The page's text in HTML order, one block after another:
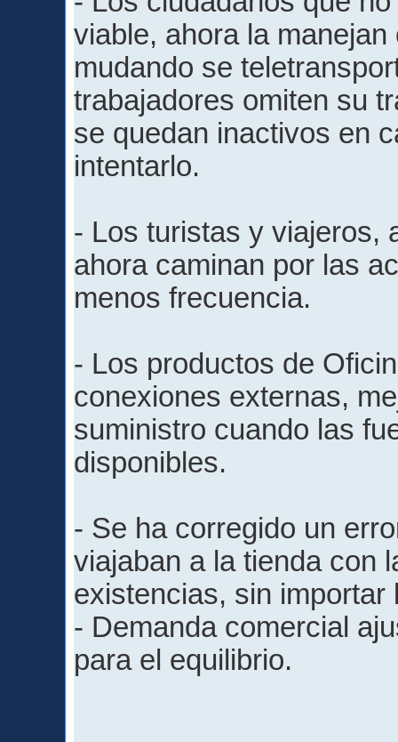
viable, ahora la
mudando se
trabajadores omiten su
se quedan inactivos en
intentarlo.
- Los turistas y viajeros,
ahora caminan por las
menos frecuencia.
- Los productos de
conexiones externas,
suministro cuando las
disponibles.
- Se ha corregido un
viajaban a la tienda con
existencias, sin importar
- Demanda comercial
para el equilibrio.